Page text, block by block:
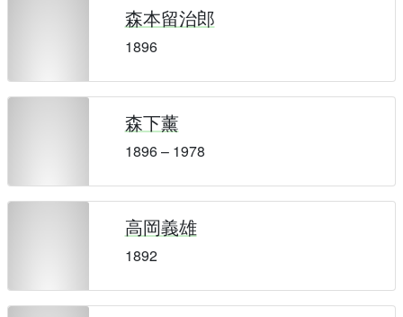
森本留治郎
1896
森下薰
1896 – 1978
高岡義雄
1892